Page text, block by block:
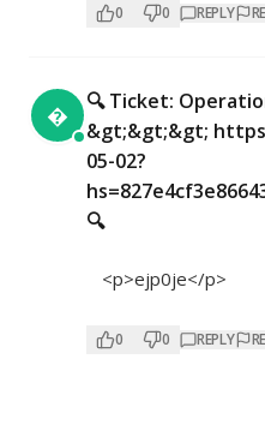
0 0 REPLY

🔍 Ticket:
&gt;&gt;&gt;
05-02?
🔍
<p>ejp0je</p>
0 0 REPLY